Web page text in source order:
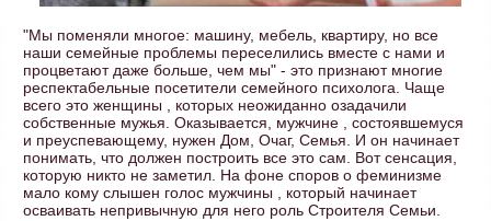
"Мы поменяли многое: машину, мебель, квартиру, но все
наши семейные проблемы переселились вместе с нами и
процветают даже больше, чем мы" - это признают многие
респектабельные посетители семейного психолога. Чаще
всего это женщины , которых неожиданно озадачили
собственные мужья. Оказывается, мужчине , состоявшемуся
и преуспевающему, нужен Дом, Очаг, Семья. И он начинает
понимать, что должен построить все это сам. Вот сенсация,
которую никто не заметил. На фоне споров о феминизме
мало кому слышен голос мужчины , который начинает
осваивать непривычную для него роль Строителя Семьи.